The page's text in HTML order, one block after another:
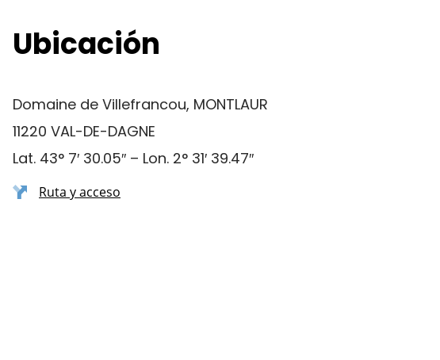
Ubicación
Domaine de Villefrancou, MONTLAUR
11220 VAL-DE-DAGNE
Lat. 43° 7′ 30.05″ – Lon. 2° 31′ 39.47″
Ruta y acceso